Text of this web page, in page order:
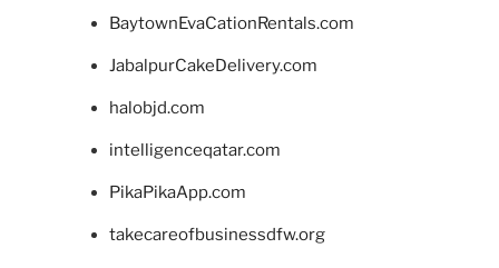
BaytownEvaCationRentals.com
JabalpurCakeDelivery.com
halobjd.com
intelligenceqatar.com
PikaPikaApp.com
takecareofbusinessdfw.org